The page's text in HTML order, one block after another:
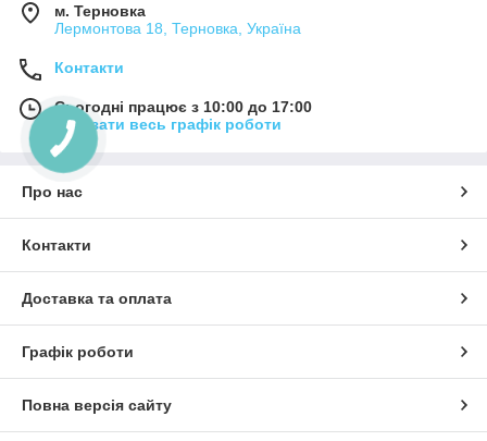
м. Терновка
Лермонтова 18, Терновка, Україна
Контакти
Сьогодні працює з 10:00 до 17:00
Показати весь графік роботи
Про нас
Контакти
Доставка та оплата
Графік роботи
Повна версія сайту